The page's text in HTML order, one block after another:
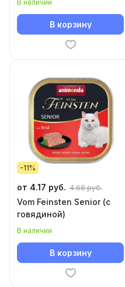
В наличии
В корзину
-11%
от 4.17 руб. 4.68 руб.
Vom Feinsten Senior (с
говядиной)
В наличии
В корзину